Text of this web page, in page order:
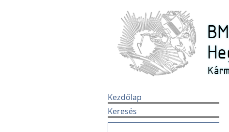
Kezdőlap
Keresés